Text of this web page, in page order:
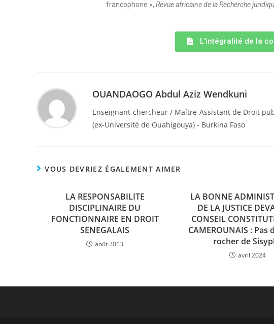
francophone », Revue africaine de la Recherche
L'intégralité de la
OUANDAOGO Abdul Aziz Wendkuni
Enseignant-chercheur / Maître-Assistant de Droit
(ex-Université de Ouahigouya) - Burkina Faso
VOUS DEVRIEZ ÉGALEMENT AIMER
LA RESPONSABILITE
DISCIPLINAIRE DU
FONCTIONNAIRE EN DROIT
SENEGALAIS
août 2013
LA BONNE
DE LA JUSTICE
CONSEIL
CAMEROUNAIS : Pas
rocher de
avril 2024